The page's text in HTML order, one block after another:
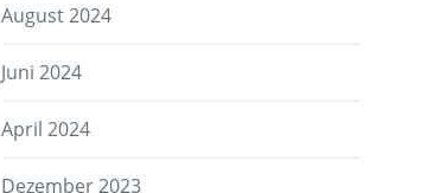
August 2024
Juni 2024
April 2024
Dezember 2023